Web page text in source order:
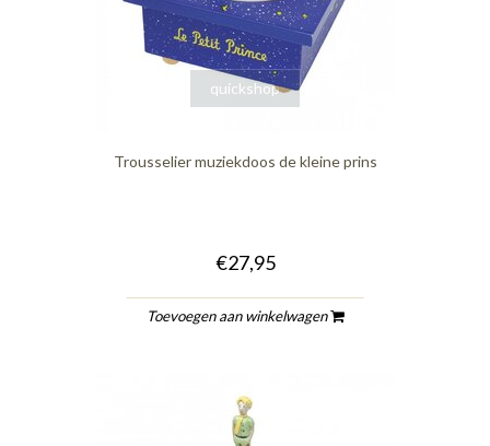
quickshop
Trousselier muziekdoos de kleine prins
€27,95
Toevoegen aan winkelwagen